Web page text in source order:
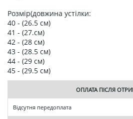
Розмір(довжина устілки:
40 - (26.5 см)
41 - (27.см)
42 - (28 см)
43 - (28.5 см)
44 - (29 см)
45 - (29.5 см)
ОПЛАТА ПІСЛЯ
Відсутня передоплата